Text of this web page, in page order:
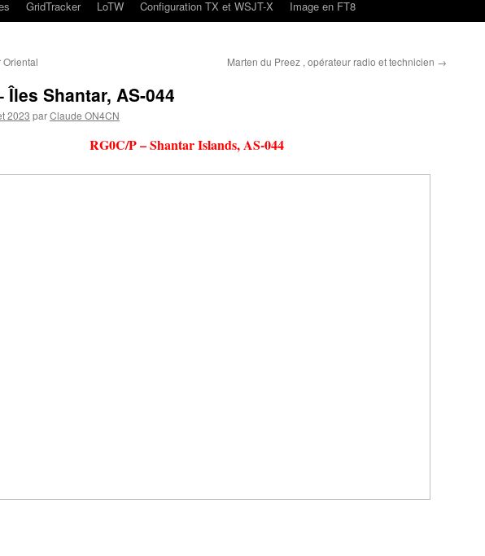
GridTracker LoTW Configuration TX et WSJT-X Image en FT8
Oriental Marten du Preez , opérateur radio et technicien →
Îles Shantar, AS-044
2023 parClaude ON4CN
RG0C/P – Shantar Islands, AS-044